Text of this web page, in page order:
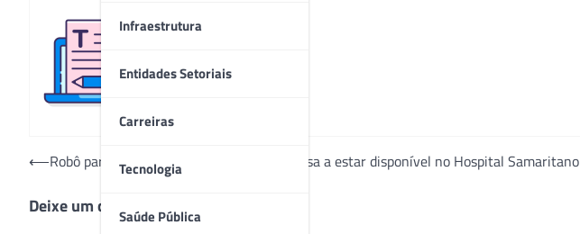
Infraestrutura
Entidades Setoriais
Carreiras
Tecnologia
Saúde Pública
Navegação
Post
⟵Robô para cirurgia robótica ortopédica passa a estar disponível no Hospital Samaritano
Deixe um comentário